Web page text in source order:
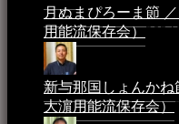
月ぬまぴろーま節
用能流保存会）2024
新与那国しょんか
大濵用能流保存会）